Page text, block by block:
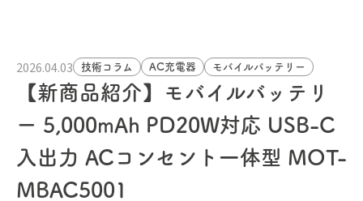
2026.04.03 技術コラム AC充電器 モバイルバッテリー
【新商品紹介】モバイルバッテリ
ー 5,000mAh PD20W対応 USB-C
入出力 ACコンセント一体型 MOT-
MBAC5001